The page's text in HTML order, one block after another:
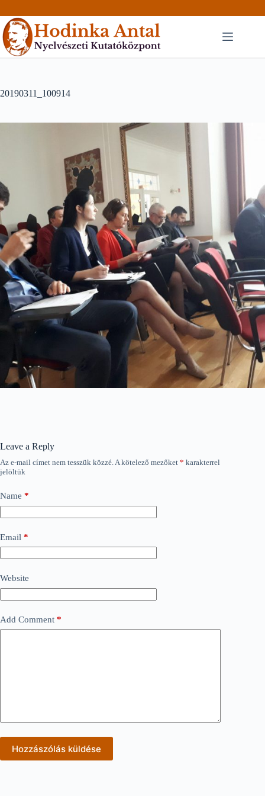
to
content
20190311_100914
Leave a Reply
Az e-mail címet nem tesszük közzé.A kötelező mezőket * karakterrel
jelöltük
Name *
Email *
Website
Add Comment *
Hozzászólás küldése